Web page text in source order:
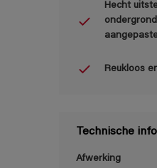
Hecht
Reukloos
Technische
Afwerking